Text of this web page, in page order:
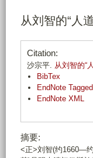
从刘智的“人
Citation:
沙宗平. 从刘智的“
BibTex
EndNote Tagged
EndNote XML
摘要:
<正>刘智(约1660—